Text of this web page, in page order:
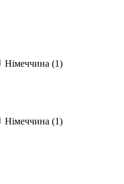
Німеччина (1)
Німеччина (1)